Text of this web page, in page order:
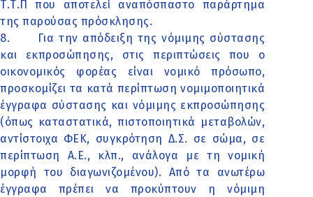
Τ.Τ.Π που αποτελεί αναπόσπαστο παράρτημα
της παρούσας πρόσκλησης.
8.
Για την απόδειξη της νόμιμης σύστασης
και εκπροσώπησης, στις περιπτώσεις που ο
οικονομικός φορέας είναι νομικό πρόσωπο,
προσκομίζει τα κατά περίπτωση νομιμοποιητικά
έγγραφα σύστασης και νόμιμης εκπροσώπησης
(όπως καταστατικά, πιστοποιητικά μεταβολών,
αντίστοιχα ΦΕΚ, συγκρότηση Δ.Σ. σε σώμα, σε
περίπτωση Α.Ε., κλπ., ανάλογα με τη νομική
μορφή του διαγωνιζομένου). Από τα ανωτέρω
έγγραφα πρέπει να προκύπτουν η νόμιμη